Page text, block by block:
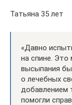
Татьяна 35 лет
«Давно
на спине.
высыпания
о лечебных
добавлением
помогли